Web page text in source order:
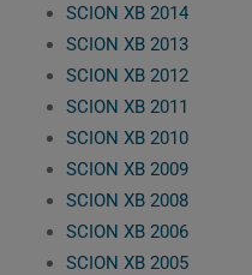
SCION XB 2014
SCION XB 2013
SCION XB 2012
SCION XB 2011
SCION XB 2010
SCION XB 2009
SCION XB 2008
SCION XB 2006
SCION XB 2005